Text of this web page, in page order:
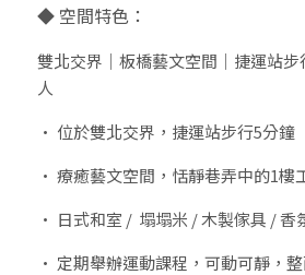
◆ 空間特色：
雙北交界｜板橋藝文空間｜捷運站
人
• 位於雙北交界，捷運站步行5分鐘
• 療癒藝文空間，恬靜巷弄中的1樓
• 日式和室 /  塌塌米 / 木製傢具 / 香
• 定期舉辦運動課程，可動可靜，